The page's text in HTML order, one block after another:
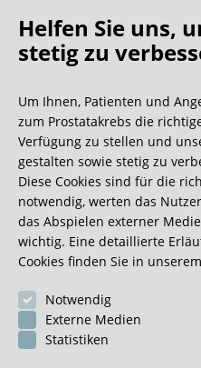
Oh what
Wir bekommen ja viele
aber dieser ist doch
0:40 Minuten
Helfen Sie uns,
stetig zu
Um Ihnen, Patienten und
zum Prostatakrebs die
Verfügung zu stellen und
gestalten sowie stetig zu
Diese Cookies sind für die
notwendig, werten das
das Abspielen externer
wichtig. Eine detaillierte
Cookies finden Sie in unserem
Notwendig
Externe Medien
Statistiken